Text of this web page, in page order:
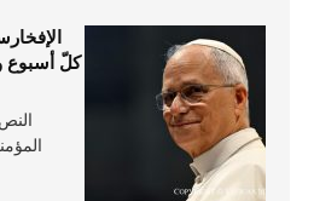
كلّ أسبوع